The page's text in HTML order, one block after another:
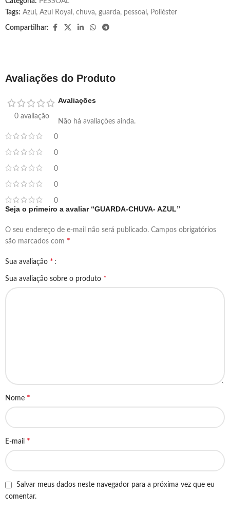
Tags: Azul , Azul Royal , chuva, guarda, pessoal , Poliéster
Compartilhar:
Avaliações do Produto
0 avaliação
0
0
0
0
0
Avaliações
Não há avaliações ainda.
Seja o primeiro a avaliar “GUARDA-CHUVA- AZUL”
O seu endereço de e-mail não será publicado. Campos obrigatórios
são marcados com *
Sua avaliação *
Sua avaliação sobre o produto *
Nome *
E-mail *
Salvar meus dados neste navegador para a próxima vez que eu
comentar.